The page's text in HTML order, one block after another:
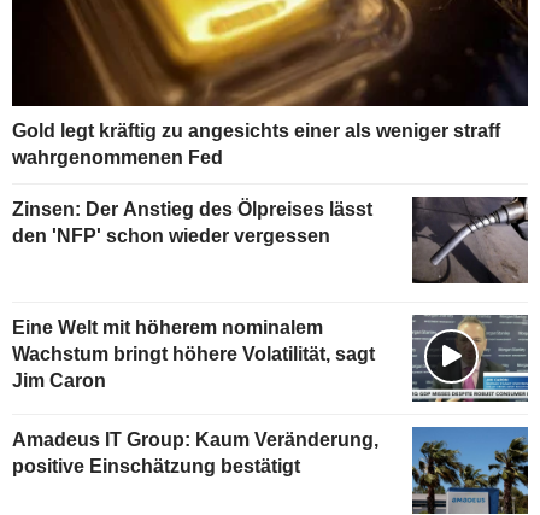
Gold legt kräftig zu angesichts einer als weniger straff
wahrgenommenen Fed
Zinsen: Der Anstieg des Ölpreises lässt
den 'NFP' schon wieder vergessen
Eine Welt mit höherem nominalem
Wachstum bringt höhere Volatilität, sagt
Jim Caron
Amadeus IT Group: Kaum Veränderung,
positive Einschätzung bestätigt